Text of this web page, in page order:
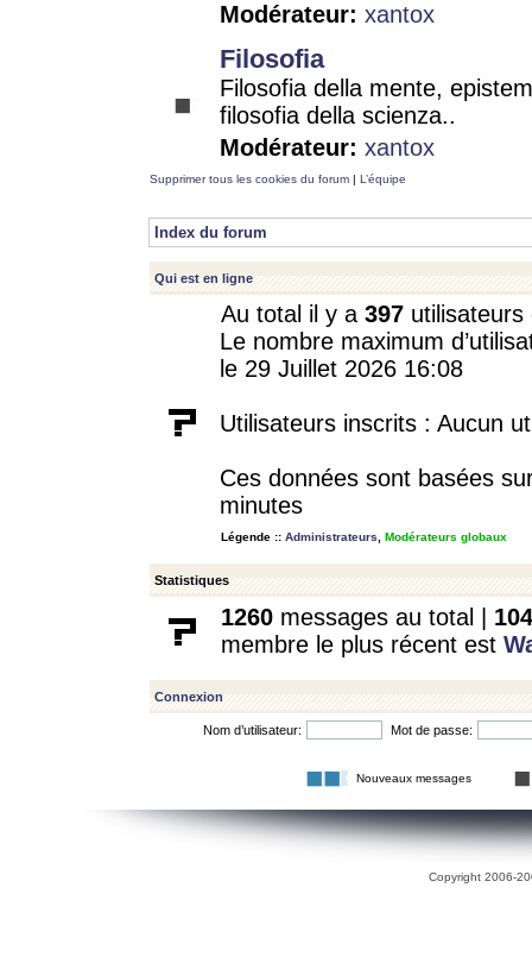
Modérateur: xantox
Filosofia
Filosofia della mente,
filosofia della scienza..
Modérateur: xantox
Supprimer tous les cookies du forum | L’équipe
Index du forum
Qui est en ligne
Au total il y a 397
Le nombre maximum
le 29 Juillet 2026 16:08
Utilisateurs inscrits : Aucun
Ces données sont basées
minutes
Légende :: Administrateurs Modérateurs globaux
Statistiques
1260 messages au total | 104
membre le plus récent est
Connexion
Nom d’utilisateur: Mot de passe:
Nouveaux messages
Copyright 2006-